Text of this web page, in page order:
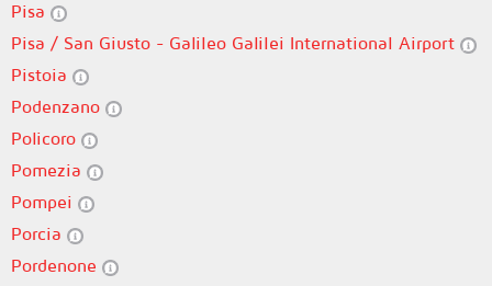
Pisa
Pisa / San Giusto - Galileo Galilei International Airport
Pistoia
Podenzano
Policoro
Pomezia
Pompei
Porcia
Pordenone